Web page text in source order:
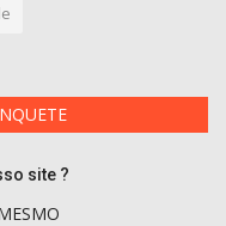
site ?